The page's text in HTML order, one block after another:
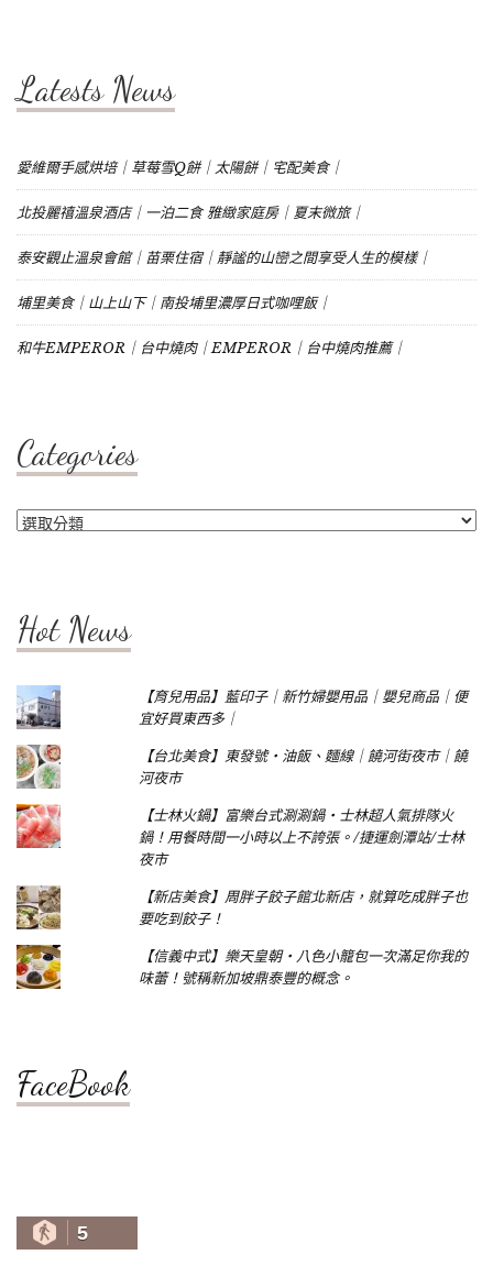
Latests News
愛維爾手感烘培｜草莓雪Q餅｜太陽餅｜宅配美食｜
北投麗禧溫泉酒店｜一泊二食 雅緻家庭房｜夏末微旅｜
泰安觀止溫泉會館｜苗栗住宿｜靜謐的山巒之間享受人生的模樣｜
埔里美食｜山上山下｜南投埔里濃厚日式咖哩飯｜
和牛EMPEROR｜台中燒肉｜EMPEROR｜台中燒肉推薦｜
Categories
Categories
Hot News
【育兒用品】藍印子｜新竹婦嬰用品｜嬰兒商品｜便
宜好買東西多｜
【台北美食】東發號‧油飯、麵線｜饒河街夜市｜饒
河夜市
【士林火鍋】富樂台式涮涮鍋‧士林超人氣排隊火
鍋！用餐時間一小時以上不誇張。/捷運劍潭站/士林
夜市
【新店美食】周胖子餃子館北新店，就算吃成胖子也
要吃到餃子！
【信義中式】樂天皇朝‧八色小籠包一次滿足你我的
味蕾！號稱新加坡鼎泰豐的概念。
FaceBook
5